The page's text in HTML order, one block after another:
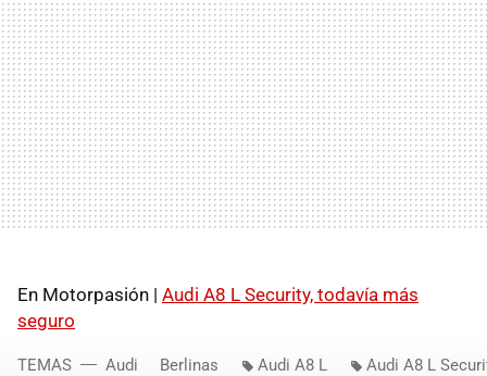
En Motorpasión | Audi A8 L Security, todavía más
seguro
TEMAS Audi Berlinas Audi A8 L Audi A8 L